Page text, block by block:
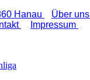
Hanau Über uns
Impressum